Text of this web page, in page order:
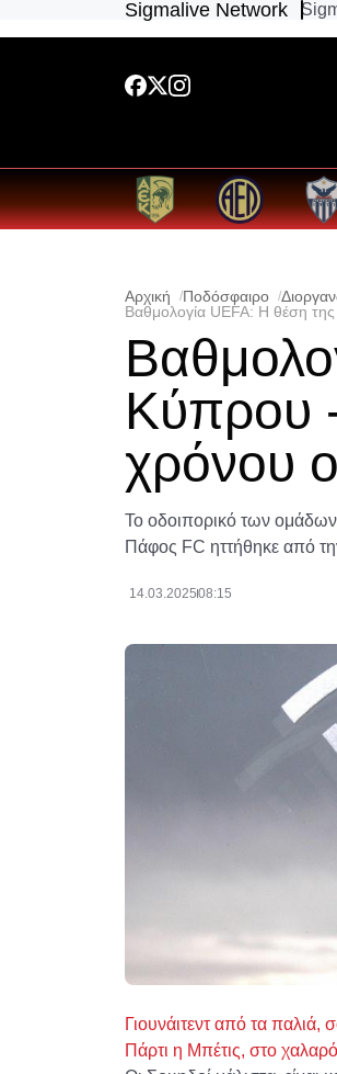
Sigmalive Network
Αρχική Ποδόσφαιρο
Βαθμολογία UEFA: Η θέση
Κύπρου
χρόνου
Το οδοιπορικό των
Πάφος FC ηττήθηκε από
14.03.202508:15
Γιουνάιτεντ από τα
Πάρτι η Μπέτις, στο